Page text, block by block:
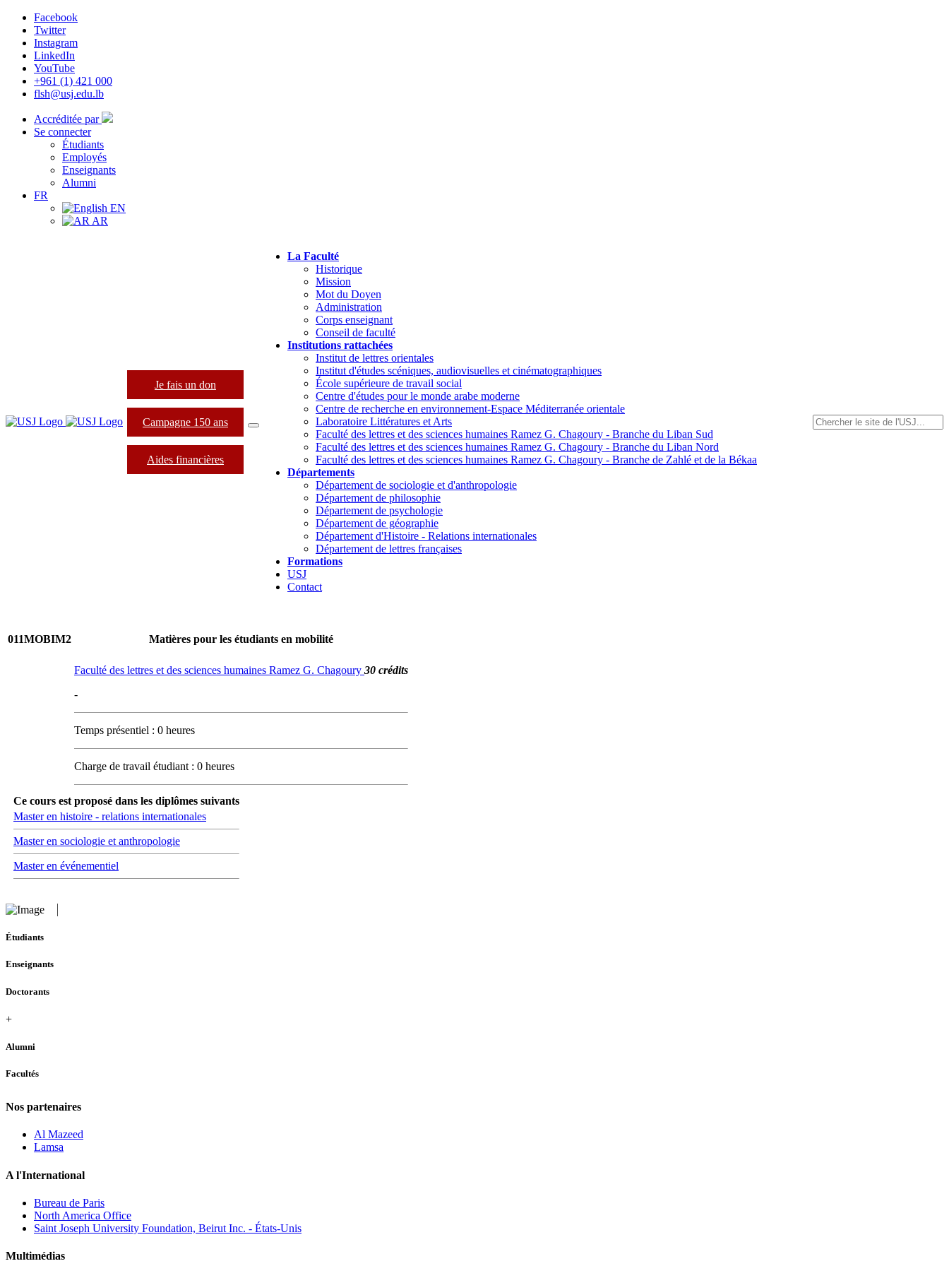
Facebook
Twitter
Instagram
LinkedIn
YouTube
+961 (1) 421 000
flsh@usj.edu.lb
Accréditée par
Se connecter
Étudiants
Employés
Enseignants
Alumni
FR
EN
AR
Je fais un don
Campagne 150 ans
Aides financières
La Faculté
Historique
Mission
Mot du Doyen
Administration
Corps enseignant
Conseil de faculté
Institutions rattachées
Institut de lettres orientales
Institut d'études scéniques, audiovisuelles et cinématographiques
École supérieure de travail social
Centre d'études pour le monde arabe moderne
Centre de recherche en environnement-Espace Méditerranée orientale
Laboratoire Littératures et Arts
Faculté des lettres et des sciences humaines Ramez G. Chagoury - Branche du Liban Sud
Faculté des lettres et des sciences humaines Ramez G. Chagoury - Branche du Liban Nord
Faculté des lettres et des sciences humaines Ramez G. Chagoury - Branche de Zahlé et de la Békaa
Départements
Département de sociologie et d'anthropologie
Département de philosophie
Département de psychologie
Département de géographie
Département d'Histoire - Relations internationales
Département de lettres françaises
Formations
USJ
Contact
011MOBIM2 Matières pour les étudiants en mobilité
Faculté des lettres et des sciences humaines Ramez G. Chagoury 30 crédits
-
Temps présentiel : 0 heures
Charge de travail étudiant : 0 heures
Ce cours est proposé dans les diplômes suivants
Master en histoire - relations internationales
Master en sociologie et anthropologie
Master en événementiel
Étudiants
Enseignants
Doctorants
+
Alumni
Facultés
Nos partenaires
Al Mazeed
Lamsa
A l'International
Bureau de Paris
North America Office
Saint Joseph University Foundation, Beirut Inc. - États-Unis
Multimédias